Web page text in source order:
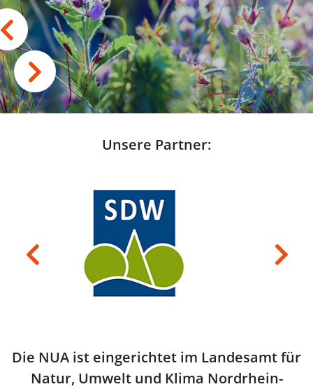
Die NUA ist eingerichtet im Landesamt für
Natur, Umwelt und Klima Nordrhein-
Unsere Partner:
Previous Next